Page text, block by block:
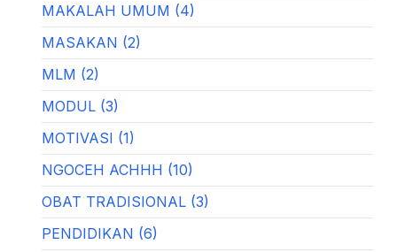
MAKALAH UMUM (4)
MASAKAN (2)
MLM (2)
MODUL (3)
MOTIVASI (1)
NGOCEH ACHHH (10)
OBAT TRADISIONAL (3)
PENDIDIKAN (6)